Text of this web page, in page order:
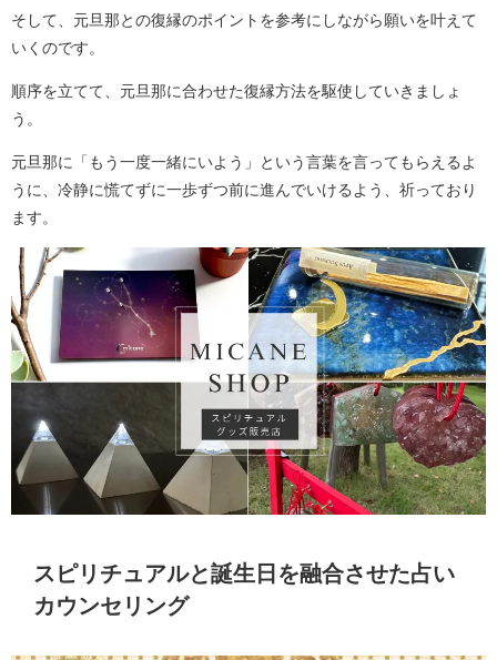
そして、元旦那との復縁のポイントを参考にしながら願いを叶えて
いくのです。
順序を立てて、元旦那に合わせた復縁方法を駆使していきましょ
う。
元旦那に「もう一度一緒にいよう」という言葉を言ってもらえるよ
うに、冷静に慌てずに一歩ずつ前に進んでいけるよう、祈っており
ます。
スピリチュアルと誕生日を融合させた占い
カウンセリング